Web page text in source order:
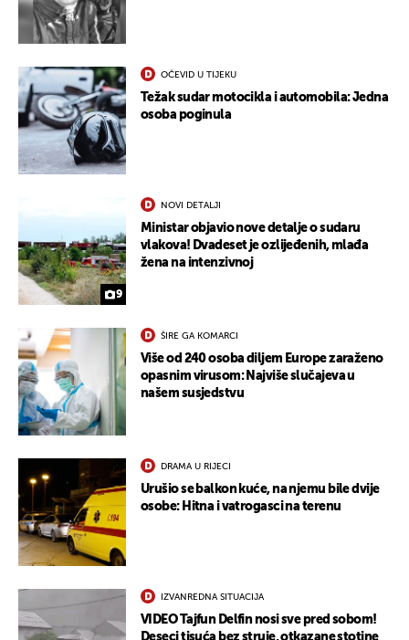
OČEVID U TIJEKU
Težak sudar motocikla i automobila: Jedna
osoba poginula
9
NOVI DETALJI
Ministar objavio nove detalje o sudaru
vlakova! Dvadeset je ozlijeđenih, mlađa
žena na intenzivnoj
ŠIRE GA KOMARCI
Više od 240 osoba diljem Europe zaraženo
opasnim virusom: Najviše slučajeva u
našem susjedstvu
DRAMA U RIJECI
Urušio se balkon kuće, na njemu bile dvije
osobe: Hitna i vatrogasci na terenu
IZVANREDNA SITUACIJA
VIDEO Tajfun Delfin nosi sve pred sobom!
Deseci tisuća bez struje, otkazane stotine